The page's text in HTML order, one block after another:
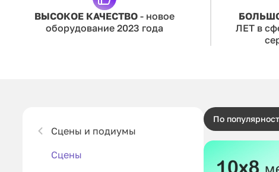
ВЫСОКОЕ КАЧЕСТВО- новое
оборудование 2023 года
ЛЕТ в
Сцены и подиумы
Сцены
По